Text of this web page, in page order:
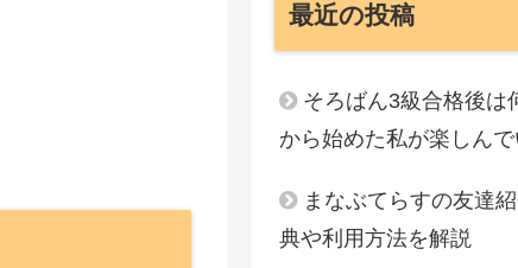
最近の投稿
そろばん3級合格後は
から始めた私が楽しん
まなぶてらすの友達
典や利用方法を解説